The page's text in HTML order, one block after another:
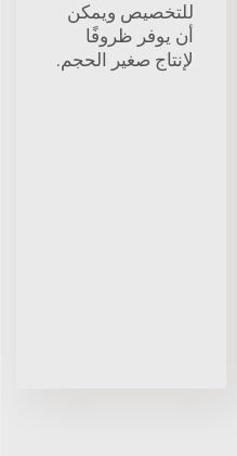
للتخصيص ويمكن
أن يوفر ظروفًا
لإنتاج صغير الحجم.